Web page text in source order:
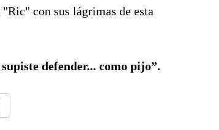
con sus lágrimas de esta
defender... como pijo”.